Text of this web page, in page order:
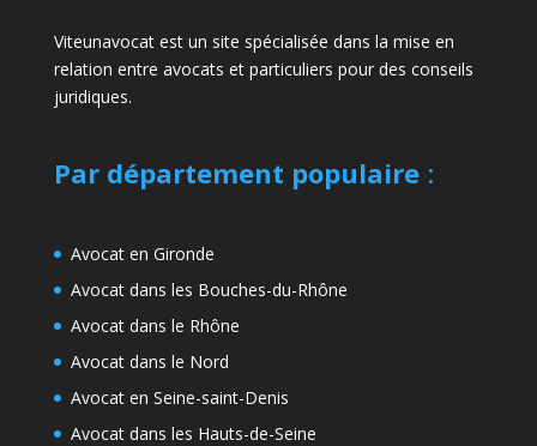
Viteunavocat est un site spécialisée dans la mise en
relation entre avocats et particuliers pour des conseils
juridiques.
Par département populaire:
Avocat en Gironde
Avocat dans les Bouches-du-Rhône
Avocat dans le Rhône
Avocat dans le Nord
Avocat en Seine-saint-Denis
Avocat dans les Hauts-de-Seine